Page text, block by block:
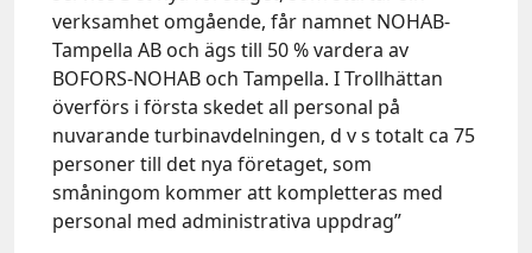
verksamhet omgående, får namnet NOHAB-
Tampella AB och ägs till 50 % vardera av
BOFORS-NOHAB och Tampella. I Trollhättan
överförs i första skedet all personal på
nuvarande turbinavdelningen, d v s totalt ca 75
personer till det nya företaget, som
småningom kommer att kompletteras med
personal med administrativa uppdrag”